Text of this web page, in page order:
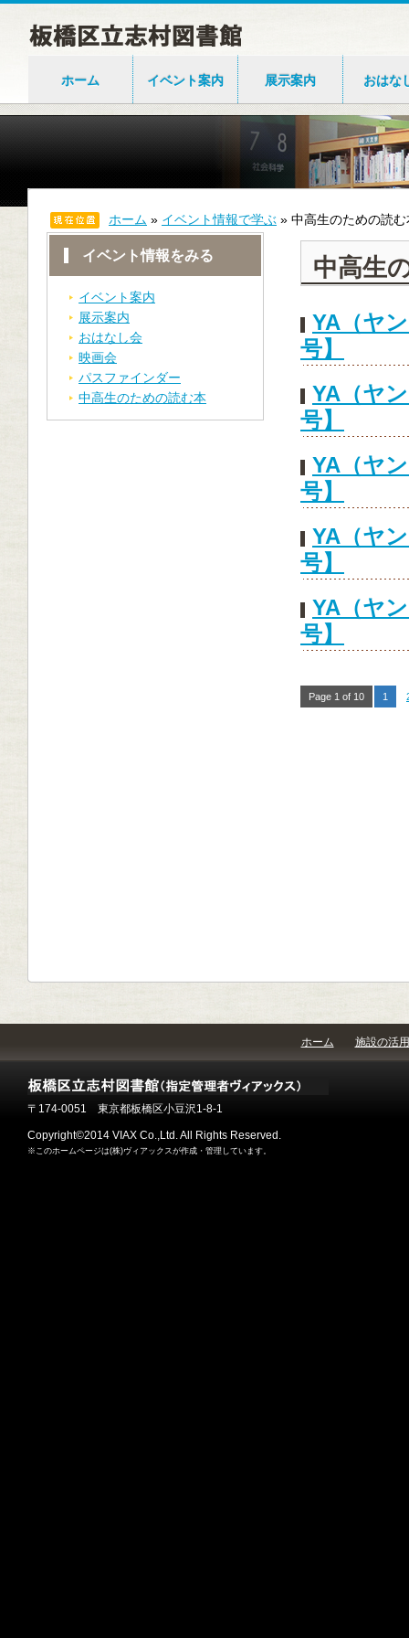
ホーム イベント案内 展示案内 おはな
ホーム » イベント情報で学ぶ » 中高生のための読む
イベント情報をみる
イベント案内
展示案内
おはなし会
映画会
パスファインダー
中高生のための読む本
中高生
YA（ヤ
号】
YA（ヤ
号】
YA（ヤ
号】
YA（ヤ
号】
YA（ヤ
号】
Page 1 of 10 1
ホーム 施設の活用
〒174-0051 東京都板橋区小豆沢1-8-1
Copyright©2014 VIAX Co.,Ltd. All Rights Reserved.
※このホームページは(株)ヴィアックスが作成・管理しています。